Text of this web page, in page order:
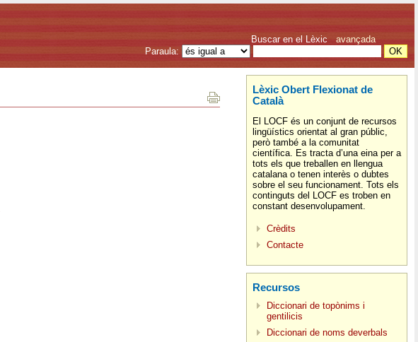
Buscar en el Lèxic avançada
Paraula:
Lèxic Obert Flexionat de
Català
El LOCF és un conjunt de recursos
lingüístics orientat al gran públic,
però també a la comunitat
científica. Es tracta d’una eina per a
tots els que treballen en llengua
catalana o tenen interès o dubtes
sobre el seu funcionament. Tots els
continguts del LOCF es troben en
constant desenvolupament.
Crèdits
Contacte
Recursos
Diccionari de topònims i
gentilicis
Diccionari de noms deverbals